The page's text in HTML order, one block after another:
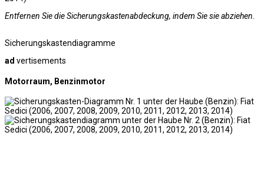
Entfernen Sie die Sicherungskastenabdeckung, indem Sie sie abziehen.
Sicherungskastendiagramme
ad vertisements
Motorraum, Benzinmotor